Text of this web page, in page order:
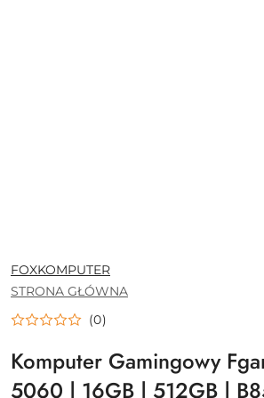
NAZWA
PRODUCENTA:
FOXKOMPUTER
STRONA GŁÓWNA
(0)
Komputer Gamingowy
5060 | 16GB | 512GB |